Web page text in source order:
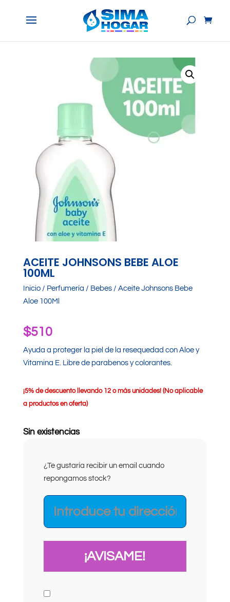
ACEITE JOHNSONS BEBE ALOE
100ML
Inicio/ Perfumería / Bebes/ Aceite Johnsons Bebe
Aloe 100Ml
$510
Ayuda a proteger la piel de la resequedad con Aloe y
Vitamina E. Libre de parabenos y colorantes.
¡5% de descuento llevando 12 o más unidades! (No aplicable
a productos en oferta)
Sin existencias
¿Te gustaría recibir un email cuando
repongamos stock?